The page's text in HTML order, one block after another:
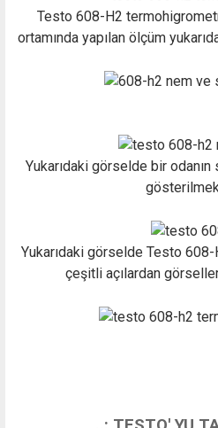
Testo 608-H2
ortamında yapılan ölçüm
Yukarıdaki görselde bir
Yukarıdaki görselde Testo 608-
çeşitli açılardan